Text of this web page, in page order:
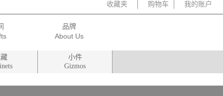
收藏夹 购物车 我的账户
品牌
小件
Gizmos